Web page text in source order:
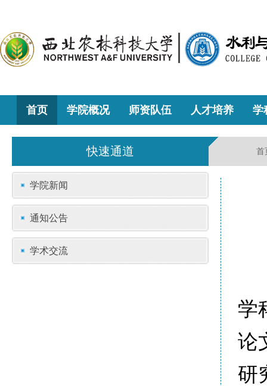
首页 学院概况 师资队伍 人才培养 学
快速通道 首
学院新闻
通知公告
学术交流
学
论
研